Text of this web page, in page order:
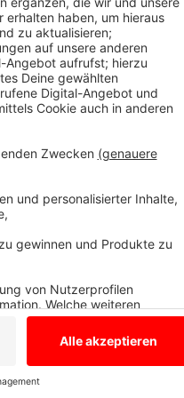
Wahlberechtigte, in
- wieder einen QR-
Briefwahl beantragt
möglich. Die
in Bocholt ab dem 20.
Bürgermeister und